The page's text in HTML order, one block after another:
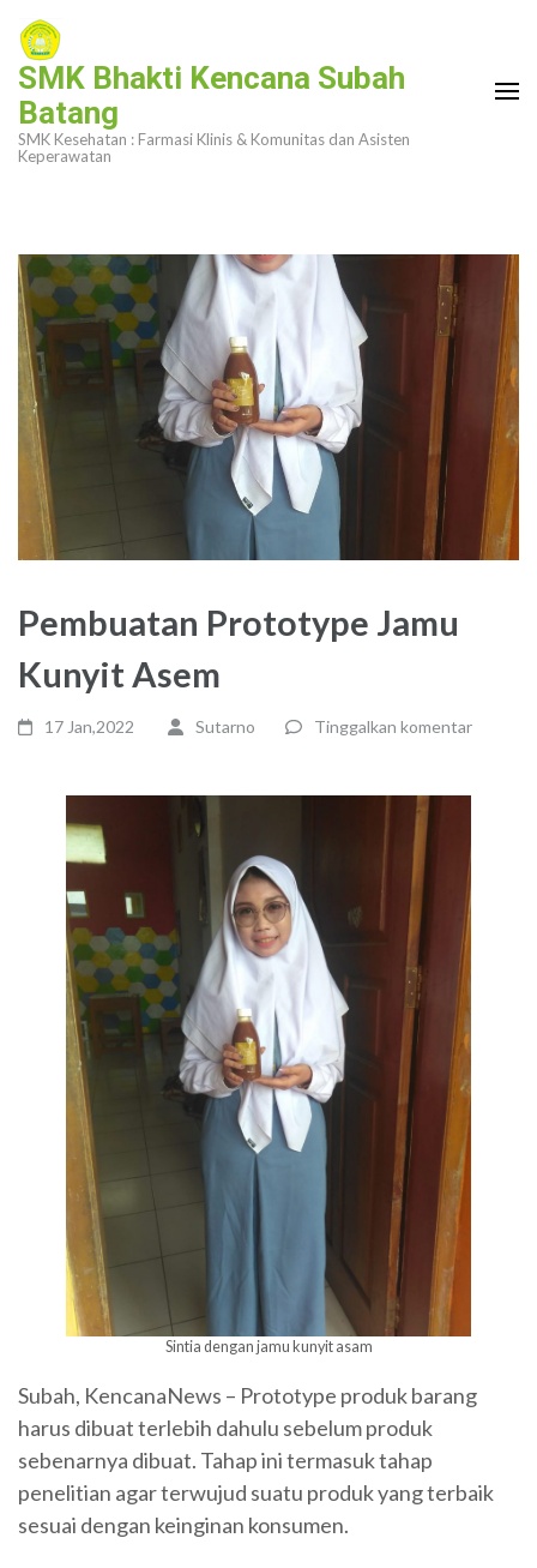
Lompat
konten
(Tekan
Enter)
SMK Bhakti Kencana Subah
Batang
SMK Kesehatan : Farmasi Klinis & Komunitas dan Asisten
Keperawatan
Pembuatan Prototype Jamu
Kunyit Asem
17 Jan,2022 Sutarno Tinggalkan komentar
Sintia dengan jamu kunyit asam
Subah, KencanaNews – Prototype produk barang
harus dibuat terlebih dahulu sebelum produk
sebenarnya dibuat. Tahap ini termasuk tahap
penelitian agar terwujud suatu produk yang terbaik
sesuai dengan keinginan konsumen.